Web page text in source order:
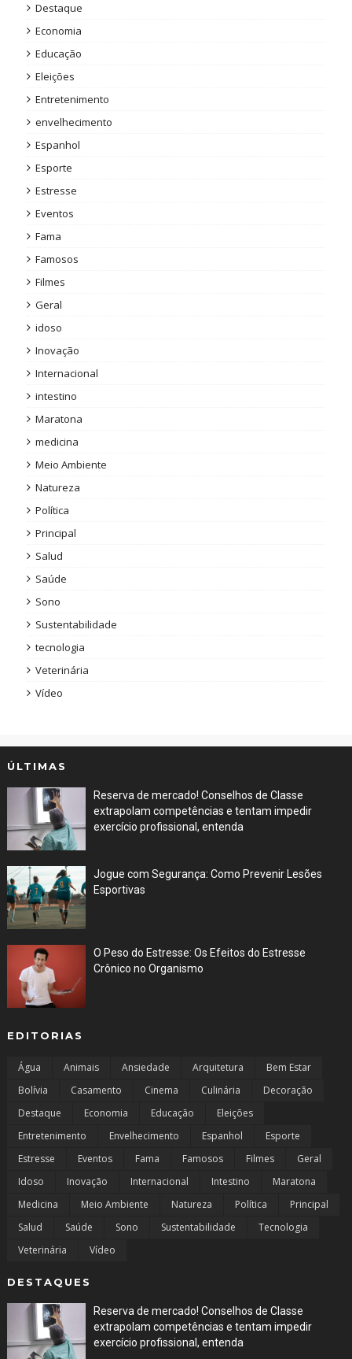
Destaque
Economia
Educação
Eleições
Entretenimento
envelhecimento
Espanhol
Esporte
Estresse
Eventos
Fama
Famosos
Filmes
Geral
idoso
Inovação
Internacional
intestino
Maratona
medicina
Meio Ambiente
Natureza
Política
Principal
Salud
Saúde
Sono
Sustentabilidade
tecnologia
Veterinária
Vídeo
ÚLTIMAS
Reserva de mercado! Conselhos de Classe
extrapolam competências e tentam impedir
exercício profissional, entenda
Jogue com Segurança: Como Prevenir Lesões
Esportivas
O Peso do Estresse: Os Efeitos do Estresse
Crônico no Organismo
EDITORIAS
Água Animais Ansiedade Arquitetura
Bem Estar
Bolívia
Casamento Cinema Culinária
Decoração
Destaque
Economia Educação
Eleições
Entretenimento
Envelhecimento Espanhol
Esporte
Estresse
Eventos Fama Famosos Filmes
Geral
Idoso
Inovação Internacional Intestino
Maratona
Medicina
Meio Ambiente Natureza Política
Principal
Salud
Saúde Sono Sustentabilidade
Tecnologia
Veterinária
Vídeo
DESTAQUES
Reserva de mercado! Conselhos de Classe
extrapolam competências e tentam impedir
exercício profissional, entenda